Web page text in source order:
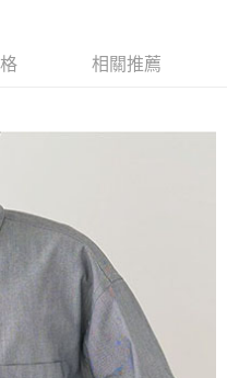
、繳款截止日，確認付款後即完
達大哥付你分期系統評分，恕無
期」於每月結算日後寄送繳費提
條碼／台灣大直營門市／銀行轉
費。
（以下簡稱本公司）所提供，讓
務，並由商店將買賣／分期付款
司帳單繳交帳款。
儲值。
結帳。
，將跳轉至「AFTEE先享後付」
可完成結帳。
訊。
訊中的連結，可透過四大超商／
視為交易完成。
，但若您需要取消訂單，請聯絡
仍視為有效，需透過AFTEE先享
費
相關推薦